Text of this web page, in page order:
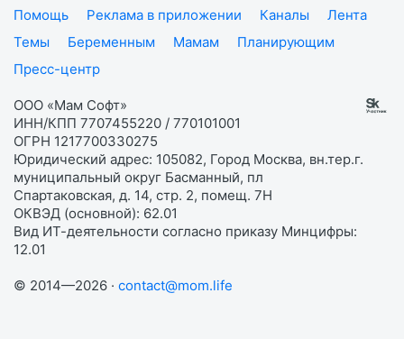
Помощь
Реклама в приложении Каналы
Лента
Темы
Беременным Мамам
Планирующим
Пресс-центр
ООО «Мам Софт»
ИНН/КПП 7707455220 / 770101001
ОГРН 1217700330275
Юридический адрес: 105082, Город Москва, вн.тер.г.
муниципальный округ Басманный, пл
Спартаковская, д. 14, стр. 2, помещ. 7Н
ОКВЭД (основной): 62.01
Вид ИТ-деятельности согласно приказу Минцифры:
12.01
© 2014—2026 · contact@mom.life